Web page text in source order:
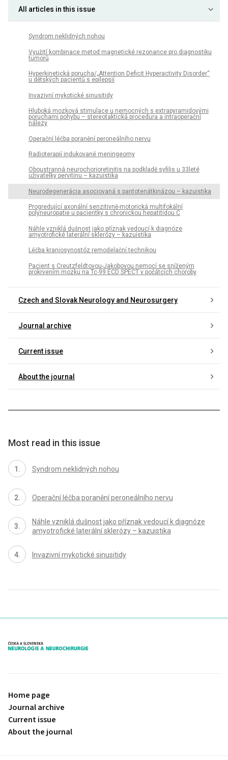
All articles in this issue
Syndrom neklidných nohou
Využití kombinace metod magnetické rezonance pro diagnostiku
tumorů
Hyperkinetická porucha/„Attention Deficit Hyperactivity Disorder“
u dětských pacientů s epilepsií
Invazivní mykotické sinusitidy
Hluboká mozková stimulace u nemocných s extrapyramidovými
poruchami pohybu – stereotaktická procedura a intraoperační
nálezy
Operační léčba poranění peroneálního nervu
Radioterapií indukované meningeomy
Oboustranná neurochorioretinitis na podkladě syfilis u 33leté
uživatelky pervitinu – kazuistika
Neurodegenerácia asociovaná s pantotenátkinázou – kazuistika
Progredující axonální senzitivně-motorická multifokální
polyneuropatie u pacientky s chronickou hepatitidou C
Náhle vzniklá dušnost jako příznak vedoucí k diagnóze
amyotrofické laterální sklerózy – kazuistika
Léčba kraniosynostóz remodelační technikou
Pacient s Creutzfeldtovou-Jakobovou nemocí se sníženým
prokrvením mozku na Tc-99 ECD SPECT v počátcích choroby
Czech and Slovak Neurology and Neurosurgery
Journal archive
Current issue
About the journal
Most read in this issue
Syndrom neklidných nohou
Operační léčba poranění peroneálního nervu
Náhle vzniklá dušnost jako příznak vedoucí k diagnóze
amyotrofické laterální sklerózy – kazuistika
Invazivní mykotické sinusitidy
proLékaře.cz
Home page
Journal archive
Current issue
About the journal